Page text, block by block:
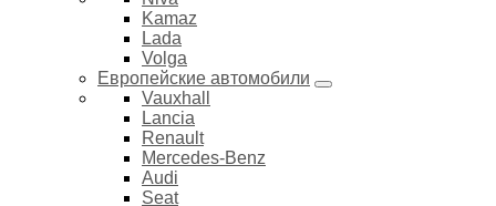
Kamaz
Lada
Volga
Европейские автомобили
Vauxhall
Lancia
Renault
Mercedes-Benz
Audi
Seat